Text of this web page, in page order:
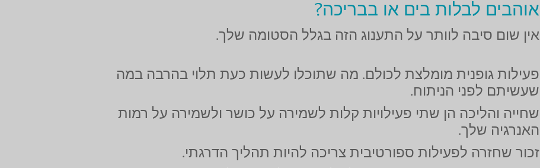
אוהבים לבלות בים או בבריכה?
אין שום סיבה לוותר על התענוג הזה בגלל הסטומה שלך.
פעילות גופנית מומלצת לכולם. מה שתוכלו לעשות כעת תלוי בהרבה במה
שעשיתם לפני הניתוח.
שחייה והליכה הן שתי פעילויות קלות לשמירה על כושר ולשמירה על רמות
האנרגיה שלך.
זכור שחזרה לפעילות ספורטיבית צריכה להיות תהליך הדרגתי.